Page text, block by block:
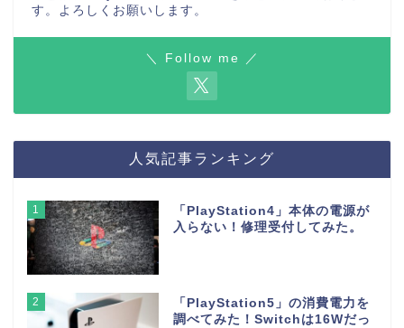
す。よろしくお願いします。
＼ Follow me ／
人気記事ランキング
1
「PlayStation4」本体の電源が
入らない！修理受付してみた。
2
「PlayStation5」の消費電力を
調べてみた！Switchは16Wだっ